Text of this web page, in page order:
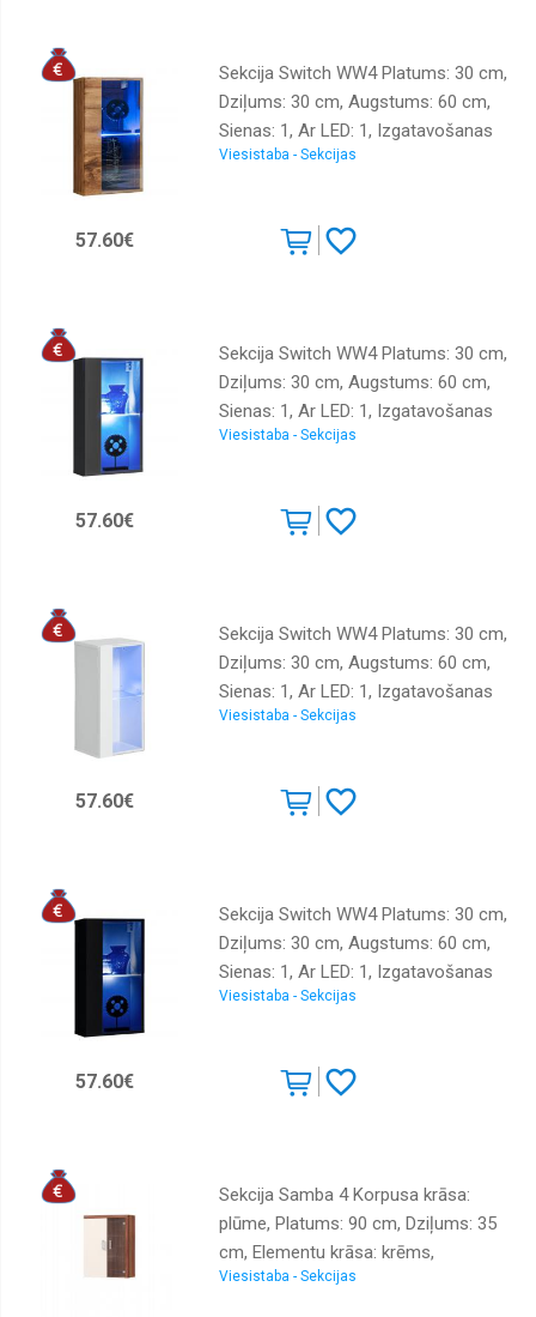
Sekcija Switch WW4 Platums: 30 cm,
Dziļums: 30 cm, Augstums: 60 cm,
Sienas: 1, Ar LED: 1, Izgatavošanas
materiāls: LKSP + finieris + PVH,
Viesistaba - Sekcijas
57.60€
Sekcija Switch WW4 Platums: 30 cm,
Dziļums: 30 cm, Augstums: 60 cm,
Sienas: 1, Ar LED: 1, Izgatavošanas
materiāls: LKSP + finieris + PVH,
Viesistaba - Sekcijas
57.60€
Sekcija Switch WW4 Platums: 30 cm,
Dziļums: 30 cm, Augstums: 60 cm,
Sienas: 1, Ar LED: 1, Izgatavošanas
materiāls: LKSP + finieris + PVH,
Viesistaba - Sekcijas
57.60€
Sekcija Switch WW4 Platums: 30 cm,
Dziļums: 30 cm, Augstums: 60 cm,
Sienas: 1, Ar LED: 1, Izgatavošanas
materiāls: LKSP + finieris + PVH,
Viesistaba - Sekcijas
57.60€
Sekcija Samba 4 Korpusa krāsa:
plūme, Platums: 90 cm, Dziļums: 35
cm, Elementu krāsa: krēms,
Augstums: 111 cm, Sienas: 1,
Viesistaba - Sekcijas